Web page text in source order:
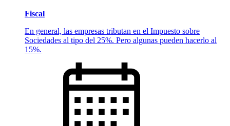
Fiscal
En general, las empresas tributan en el Impuesto sobre
Sociedades al tipo del 25%. Pero algunas pueden hacerlo al
15%.